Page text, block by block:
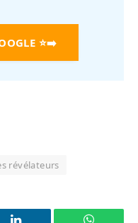
⭐➡️
révélateurs